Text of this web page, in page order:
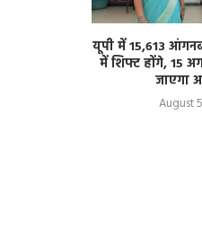
यूपी में 15,613
में शिफ्ट होंगे, 15
जाएगा
August